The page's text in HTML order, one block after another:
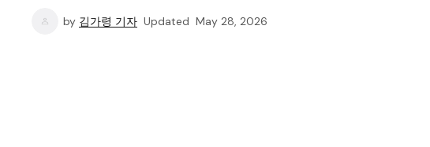
by 김가령 기자 Updated May 28, 2026